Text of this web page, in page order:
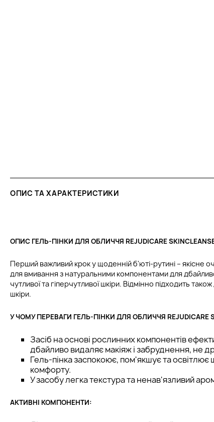
ОПИС ТА ХАРАКТЕРИСТИКИ
ОПИС ГЕЛЬ-ПІНКИ ДЛЯ ОБЛИЧЧЯ REJUDICARE
Перший важливий крок у щоденній б'юті-рутині – якісне
для вмивання з натуральними компонентами для
чутливої та гіперчутливої шкіри. Відмінно підходить
шкіри.
У ЧОМУ ПЕРЕВАГИ ГЕЛЬ-ПІНКИ ДЛЯ ОБЛИЧЧЯ REJUDICARE
Засіб на основі рослинних компонентів
дбайливо видаляє макіяж і забруднення, не
Гель-пінка заспокоює, пом'якшує та освітлює
комфорту.
У засобу легка текстура та ненав'язливий
АКТИВНІ КОМПОНЕНТИ: